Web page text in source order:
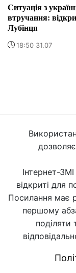
Ситуація з
втручання:
Лубінця
18:50 31.07
Інтернет-
відкриті для
Посилання має
першому
поділяти